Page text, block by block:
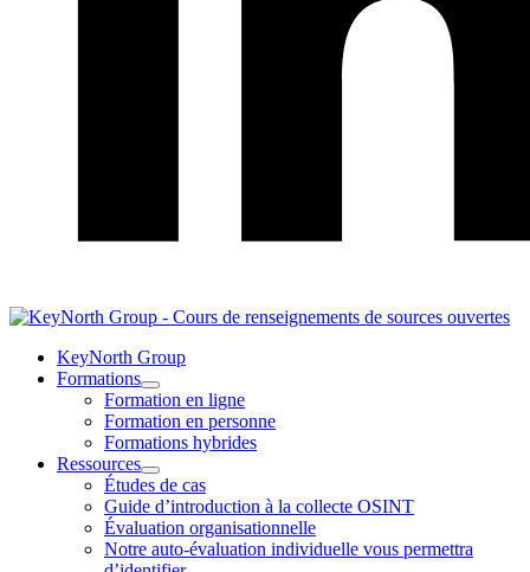
LinkedIn
KeyNorth Group
Formations
Ouvrir
Formations
le
menu
Formation en ligne
Formation en personne
Formations hybrides
Ressources
Ouvrir
Ressources
le
menu
Études de cas
Guide d’introduction à la collecte OSINT
Évaluation organisationnelle
Notre auto-évaluation individuelle vous permettra